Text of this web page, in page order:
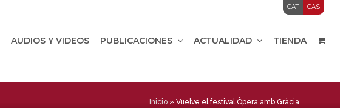
CAT CAS
AUDIOS Y VIDEOS PUBLICACIONES ACTUALIDAD TIENDA
Inicio» Vuelve el festival Òpera amb Gràcia